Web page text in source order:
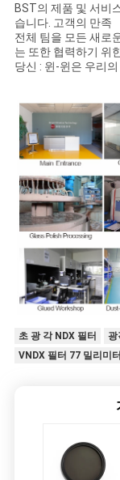
BST의 제품 및 서비
습니다. 고객의 만족
전체 팀을 모든 새로
는 또한 협력하기 위
당신 : 윈-윈은 우리
초 광 각 NDX 필터
광
VNDX 필터 77 밀리미터